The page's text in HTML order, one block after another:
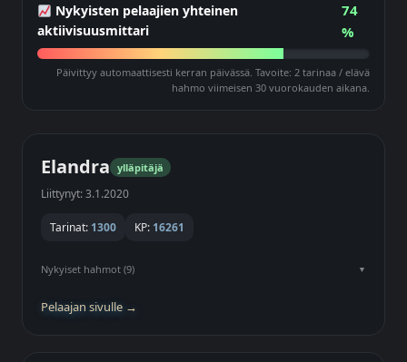
Nykyisten pelaajien yhteinen
aktiivisuusmittari
74
%
Päivittyy automaattisesti kerran päivässä. Tavoite: 2 tarinaa / elävä
hahmo viimeisen 30 vuorokauden aikana.
Elandra ylläpitäjä
Liittynyt: 3.1.2020
Tarinat: 1300 KP: 16261
Nykyiset hahmot (9)
Pelaajan sivulle →